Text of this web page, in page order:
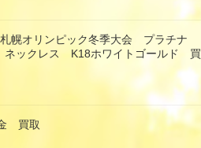
オリンピック冬季大会 プラチナ
ックレス K18ホワイトゴールド 買
買取